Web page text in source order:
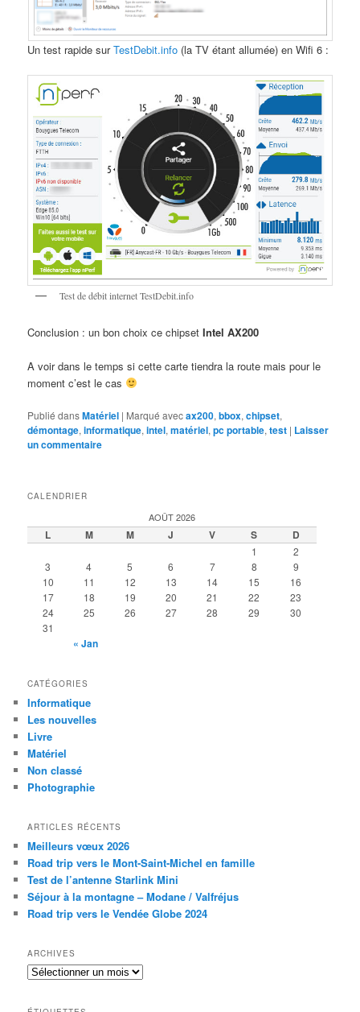
Un test rapide surTestDebit.info (la TV étant allumée) en Wifi 6 :
Test de débit internet TestDebit.info
Conclusion : un bon choix ce chipsetIntel AX200
A voir dans le temps si cette carte tiendra la route mais pour le
moment c’est le cas
Publié dansMatériel | Marqué avecax200,bbox,chipset,
démontage,informatique,intel,matériel,pc portable,test | Laisser
un commentaire
CALENDRIER
AOÛT 2026
L M M J V S D
1
2
3
4 5 6 7 8
9
10
11 12 13 14 15
16
17
18 19 20 21 22
23
24
25 26 27 28 29
30
31
« Jan
CATÉGORIES
Informatique
Les nouvelles
Livre
Matériel
Non classé
Photographie
ARTICLES RÉCENTS
Meilleurs vœux 2026
Road trip vers le Mont-Saint-Michel en famille
Test de l’antenne Starlink Mini
Séjour à la montagne – Modane / Valfréjus
Road trip vers le Vendée Globe 2024
ARCHIVES
Archives